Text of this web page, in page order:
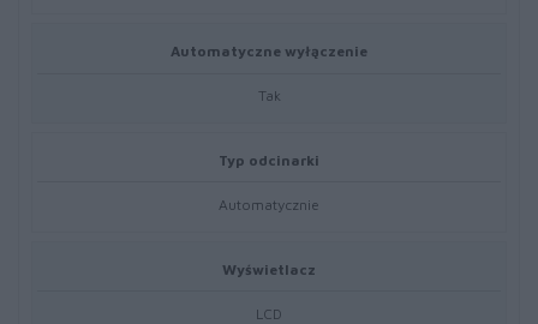
Automatyczne wyłączenie
Tak
Typ odcinarki
Automatycznie
Wyświetlacz
LCD